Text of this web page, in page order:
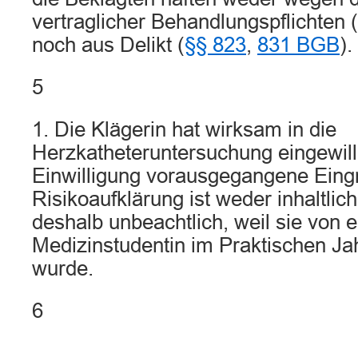
vertraglicher Behandlungspflichten (
noch aus Delikt (§§ 823, 831 BGB).
5
1. Die Klägerin hat wirksam in die
Herzkatheteruntersuchung
Einwilligung vorausgegangene
Risikoaufklärung ist weder
deshalb unbeachtlich, weil sie von
Medizinstudentin im Praktischen
wurde.
6